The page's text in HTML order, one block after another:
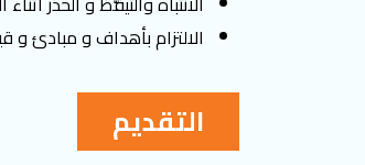
الالتزام بأهداف و مبادئ و
التقديم